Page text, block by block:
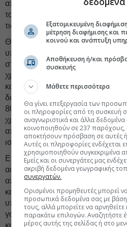
απαλλαγή από τον φόρο στα
τους ή σε άλλους μακρινούς
τις σχετικές διατάξεις.
Θα γίνουν δηλαδή έλεγχοι για να
υποκρύπτονται περιπτώσεις
στις οποίες μεταξύ του
χρηματικού ποσού μεσολάβησε
κατηγορίας τόσο με τον
δωρεοδόχο, ώστε όλες οι δωρεές
800.000 ευρώ και ο τελικός
χρήματα από συγγενή που δεν
αποφύγει την πληρωμή φόρου
ισχύει για τις λοιπές κατηγορίες
Επιπλέον, θα ελεγχθούν σε
αφορούν στην υποβολή
από τις οποίες προέκυψαν
καθώς και 2.500 περιπτώσεις
υπέβαλαν δηλώσεις φορολογίας
γονικών παροχών και
Εξατομικευμένη
μέτρηση διαφήμισης και
κοινού και ανάπτυξη
Αποθήκευση ή/και
συσκευής
Μάθετε περισσότερα
Θα γίνει επεξεργασία των
οι πληροφορίες από τη συσκευή
αναγνωριστικά και άλλα
κοινοποιηθούν σε 237
αποκτήσουν πρόσβαση σε αυτές
Αυτές οι πληροφορίες ενδέχεται
χρησιμοποιηθούν συγκεκριμένα
Εμείς και οι συνεργάτες μας
ακριβή δεδομένα γεωγραφικής
συνεργατών.
Ορισμένοι προμηθευτές μπορεί
προσωπικά δεδομένα σας με
τους, αλλά μπορείτε να αρνηθείτε
παρακάτω επιλογών. Αναζητήστε
μέρος αυτής της σελίδας ή στο